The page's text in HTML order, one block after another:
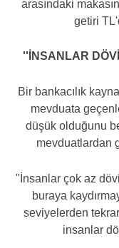
arasındaki
getiri
''İNSANLAR
Bir bankacılık
mevduata
düşük olduğunu
mevduatlardan
"İnsanlar çok az
buraya
seviyelerden
insanlar